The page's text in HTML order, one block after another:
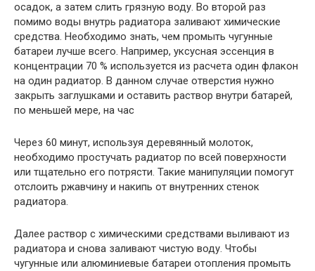
осадок, а затем слить грязную воду. Во второй раз
помимо воды внутрь радиатора заливают химические
средства. Необходимо знать, чем промыть чугунные
батареи лучше всего. Например, уксусная эссенция в
концентрации 70 % используется из расчета один флакон
на один радиатор. В данном случае отверстия нужно
закрыть заглушками и оставить раствор внутри батарей,
по меньшей мере, на час
Через 60 минут, используя деревянный молоток,
необходимо простучать радиатор по всей поверхности
или тщательно его потрясти. Такие манипуляции помогут
отслоить ржавчину и накипь от внутренних стенок
радиатора.
Далее раствор с химическими средствами выливают из
радиатора и снова заливают чистую воду. Чтобы
чугунные или алюминиевые батареи отопления промыть